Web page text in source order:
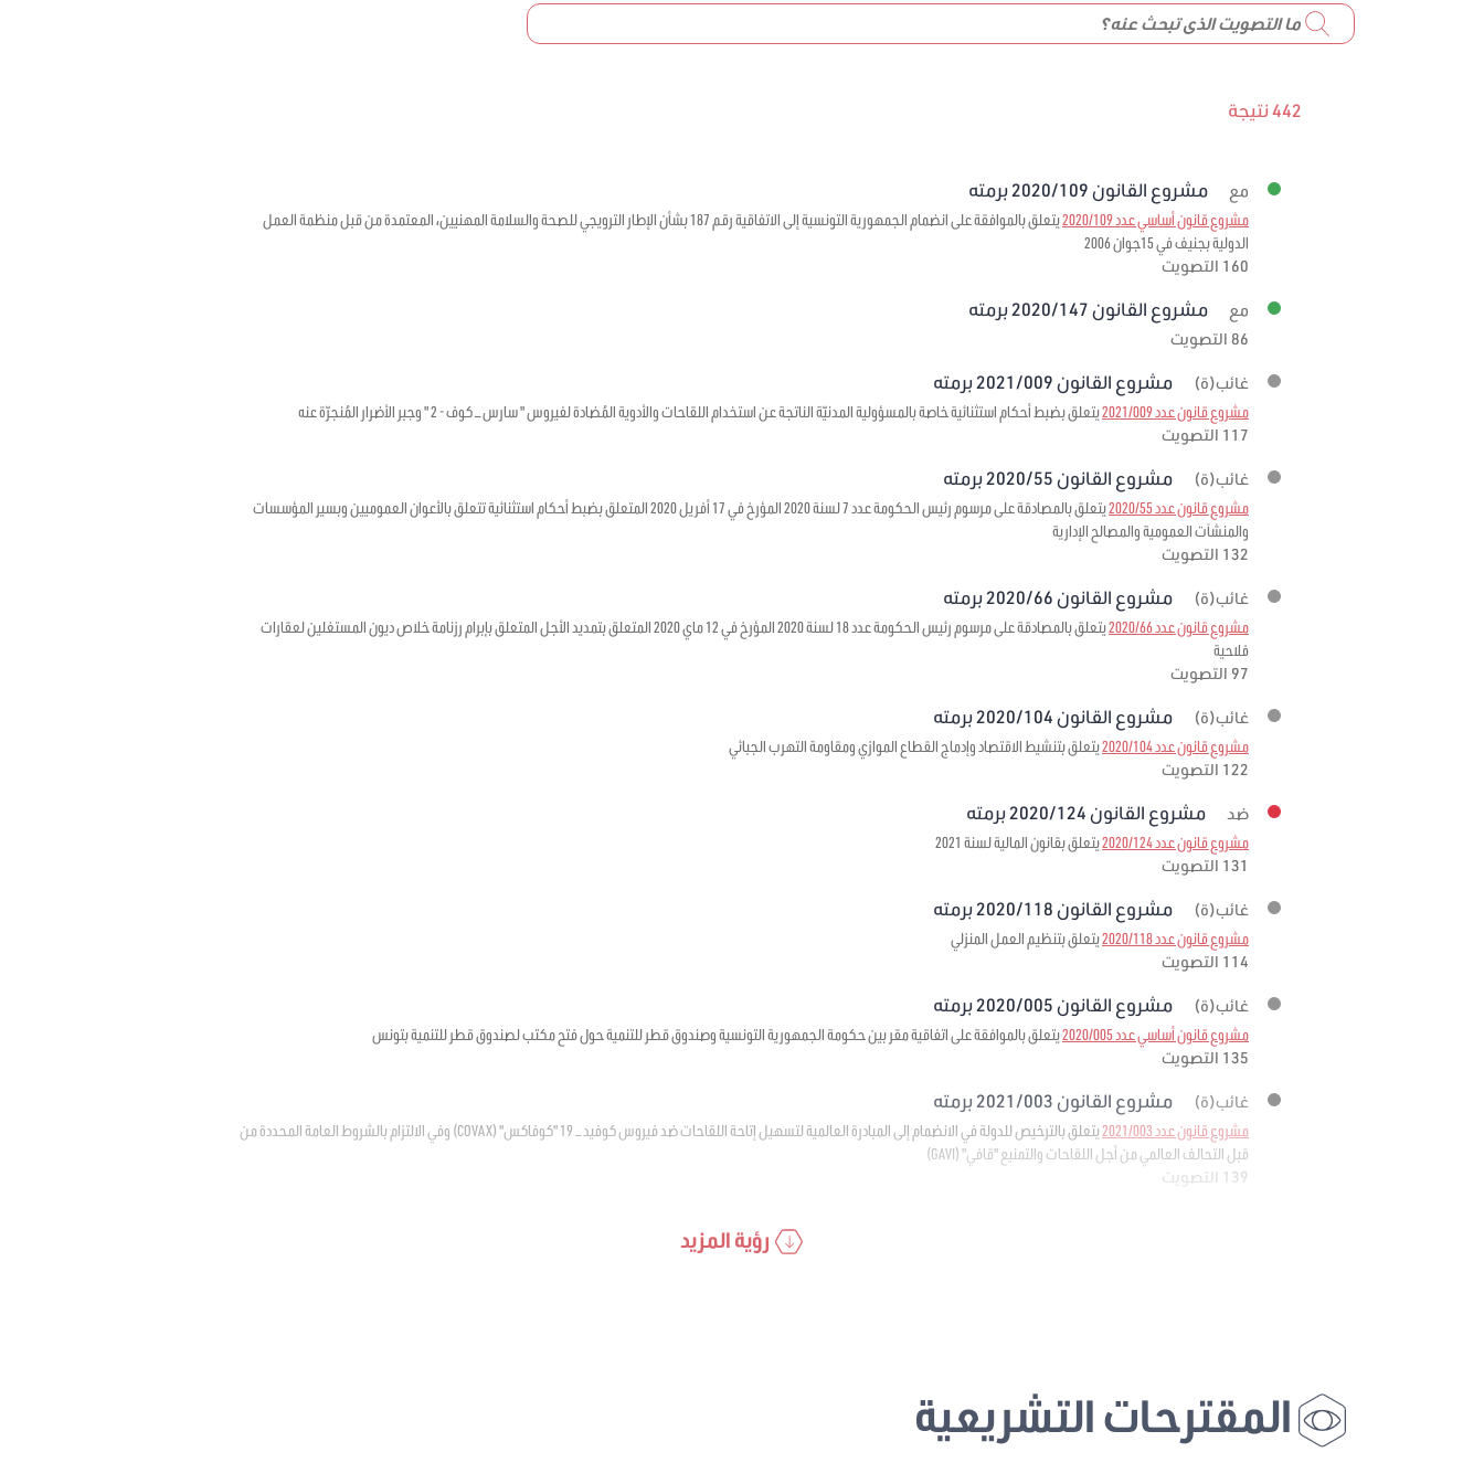
442 نتيجة
مع مشروع القانون 2020/109 برمته
مشروع قانون أساسي عدد 2020/109
يتعلق بالموافقة على انضمام الجمهورية التونسية إلى الاتفاقية رقم 187 بشأن الإطار الترويجي للصحة والسلامة المهنيين، المعتمدة من قبل منظمة العمل
الدولية بجنيف في 15جوان 2006
160 التصويت
مع مشروع القانون 2020/147 برمته
86 التصويت
غائب(ة) مشروع القانون 2021/009 برمته
مشروع قانون عدد 2021/009
يتعلق بضبط أحكام استثنائية خاصة بالمسؤولية المدنيّة الناتجة عن استخدام اللقاحات والأدوية المُضادة لفيروس " سارس – كوف - 2 " وجبر الأضرار المُنجرّة عنه
117 التصويت
غائب(ة) مشروع القانون 2020/55 برمته
مشروع قانون عدد 2020/55
يتعلق بالمصادقة على مرسوم رئيس الحكومة عدد 7 لسنة 2020 المؤرخ في 17 أفريل 2020 المتعلق بضبط أحكام استثنائية تتعلق بالأعوان العموميين وبسير المؤسسات
والمنشآت العمومية والمصالح الإدارية
132 التصويت
غائب(ة) مشروع القانون 2020/66 برمته
مشروع قانون عدد 2020/66
يتعلق بالمصادقة على مرسوم رئيس الحكومة عدد 18 لسنة 2020 المؤرخ في 12 ماي 2020 المتعلق بتمديد الأجل المتعلق بإبرام رزنامة خلاص ديون المستغلين لعقارات
فلاحية
97 التصويت
غائب(ة) مشروع القانون 2020/104 برمته
مشروع قانون عدد 2020/104
يتعلق بتنشيط الاقتصاد وإدماج القطاع الموازي ومقاومة التهرب الجبائي
122 التصويت
ضد مشروع القانون 2020/124 برمته
مشروع قانون عدد 2020/124
يتعلق بقانون المالية لسنة 2021
131 التصويت
غائب(ة) مشروع القانون 2020/118 برمته
مشروع قانون عدد 2020/118
يتعلق بتنظيم العمل المنزلي
114 التصويت
غائب(ة) مشروع القانون 2020/005 برمته
مشروع قانون أساسي عدد 2020/005
يتعلق بالموافقة على اتفاقية مقر بين حكومة الجمهورية التونسية وصندوق قطر للتنمية حول فتح مكتب لصندوق قطر للتنمية بتونس
135 التصويت
غائب(ة) مشروع القانون 2021/003 برمته
مشروع قانون عدد 2021/003
يتعلق بالترخيص للدولة في الانضمام إلى المبادرة العالمية لتسهيل إتاحة اللقاحات ضد فيروس كوفيد – 19 "كوفاكس" (COVAX) وفي الالتزام بالشروط العامة المحددة من
قبل التحالف العالمي من أجل اللقاحات والتمنيع "قافي" (GAVI)
139 التصويت
رؤية المزيد
المقترحات التشريعية